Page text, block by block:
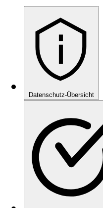
Datenschutz-Übersicht